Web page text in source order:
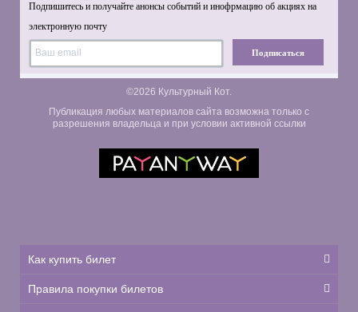
Подпишитесь и получайте анонсы событий и инофрмацию об акциях на
электронную почту
Подписаться
©2026 Культурный Кот.
Публикация любых материалов сайта возможна только с
разрешения владельца и при условии активной ссылки
Как купить билет
Правила покупки билетов